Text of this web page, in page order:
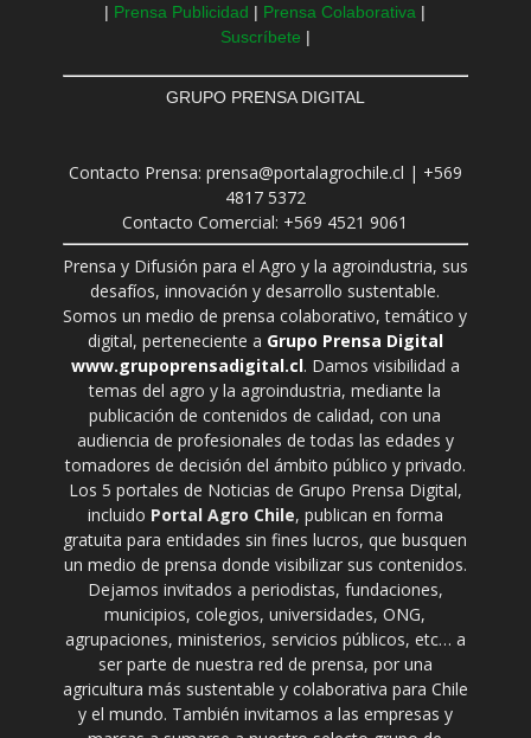
| Prensa Publicidad | Prensa Colaborativa |
Suscríbete |
GRUPO PRENSA DIGITAL
Contacto Prensa: prensa@portalagrochile.cl | +569
4817 5372
Contacto Comercial: +569 4521 9061
Prensa y Difusión para el Agro y la agroindustria, sus
desafíos, innovación y desarrollo sustentable.
Somos un medio de prensa colaborativo, temático y
digital, perteneciente a Grupo Prensa Digital
www.grupoprensadigital.cl. Damos visibilidad a
temas del agro y la agroindustria, mediante la
publicación de contenidos de calidad, con una
audiencia de profesionales de todas las edades y
tomadores de decisión del ámbito público y privado.
Los 5 portales de Noticias de Grupo Prensa Digital,
incluido Portal Agro Chile, publican en forma
gratuita para entidades sin fines lucros, que busquen
un medio de prensa donde visibilizar sus contenidos.
Dejamos invitados a periodistas, fundaciones,
municipios, colegios, universidades, ONG,
agrupaciones, ministerios, servicios públicos, etc… a
ser parte de nuestra red de prensa, por una
agricultura más sustentable y colaborativa para Chile
y el mundo. También invitamos a las empresas y